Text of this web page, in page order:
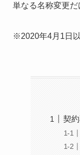
単なる名称変更だ
※2020年4月1日
契